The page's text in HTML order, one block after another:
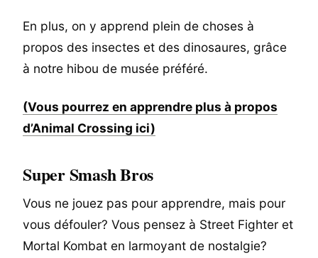
En plus, on y apprend plein de choses à
propos des insectes et des dinosaures, grâce
à notre hibou de musée préféré.
(Vous pourrez en apprendre plus à propos
d’Animal Crossing ici)
Super Smash Bros
Vous ne jouez pas pour apprendre, mais pour
vous défouler? Vous pensez à Street Fighter et
Mortal Kombat en larmoyant de nostalgie?